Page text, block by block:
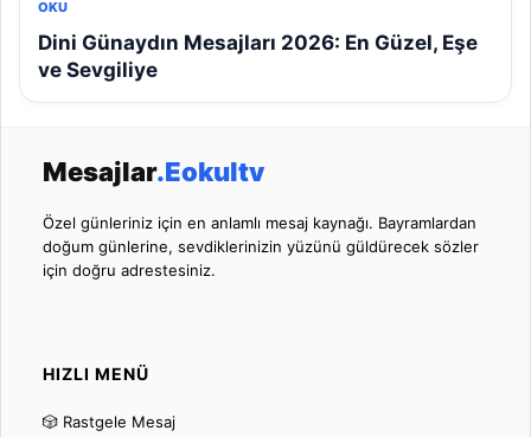
OKU
Dini Günaydın Mesajları 2026: En Güzel, Eşe
ve Sevgiliye
Mesajlar.Eokultv
Özel günleriniz için en anlamlı mesaj kaynağı. Bayramlardan
doğum günlerine, sevdiklerinizin yüzünü güldürecek sözler
için doğru adrestesiniz.
HIZLI MENÜ
🎲 Rastgele Mesaj